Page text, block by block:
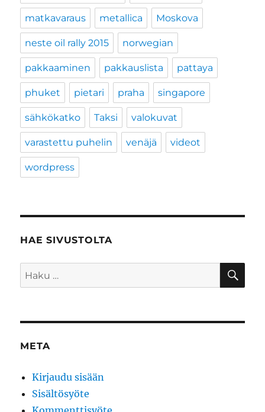
matkavaraus metallica Moskova
neste oil rally 2015 norwegian
pakkaaminen pakkauslista pattaya
phuket pietari praha singapore
sähkökatko Taksi valokuvat
varastettu puhelin venäjä videot
wordpress
HAE SIVUSTOLTA
Etsi:
META
Kirjaudu sisään
Sisältösyöte